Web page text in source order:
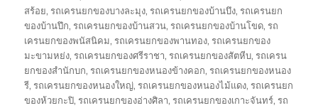
สร้อย,รถเครนยกของบางละมุง,รถเครนยกของบ้านบึง,รถเครนยก
ของบ้านปึก,รถเครนยกของบ้านสวน,รถเครนยกของบ้านโขด,รถ
เครนยกของพนัสนิคม,รถเครนยกของพานทอง,รถเครนยกของ
มะขามหย่ง,รถเครนยกของศรีราชา,รถเครนยกของสัตหีบ,รถเครน
ยกของสำนักบก,รถเครนยกของหนองข้างคอก,รถเครนยกของหนอง
รี,รถเครนยกของหนองใหญ่,รถเครนยกของหนองไม้แดง,รถเครนยก
ของห้วยกะปิ,รถเครนยกของอ่างศิลา,รถเครนยกของเกาะจันทร์,รถ